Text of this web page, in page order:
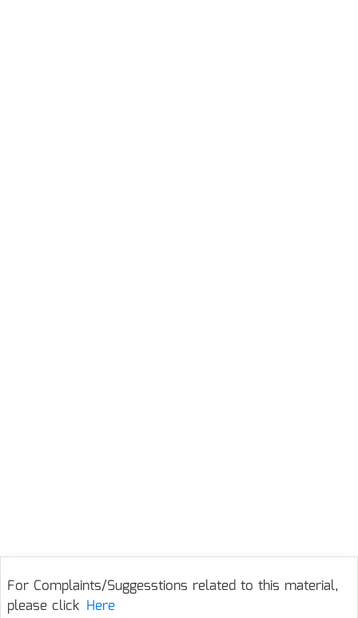
For Complaints/Suggesstions related to this material,
please click Here